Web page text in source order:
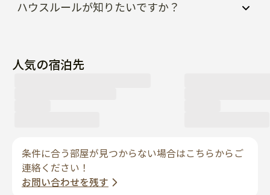
ハウスルールが知りたいですか？
人気の宿泊先
条件に合う部屋が見つからない場合はこちらからご
連絡ください！
お問い合わせを残す